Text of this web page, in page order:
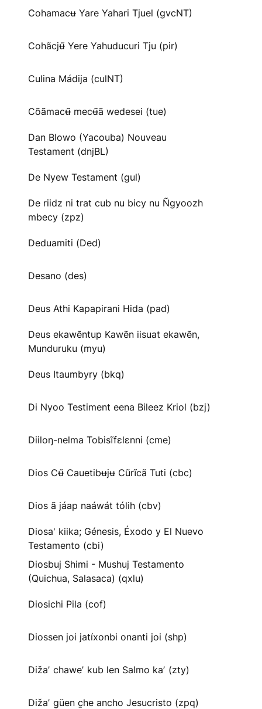
Cohamacʉ Yare Yahari Tjuel (gvcNT)
Cohãcjʉ̃ Yere Yahuducuri Tju (pir)
Culina Mádija (culNT)
Cõãmacʉ̃ mecʉ̃ã wedesei (tue)
Dan Blowo (Yacouba) Nouveau
Testament (dnjBL)
De Nyew Testament (gul)
De riidz ni trat cub nu bicy nu Ñgyoozh
mbecy (zpz)
Deduamiti (Ded)
Desano (des)
Deus Athi Kapapirani Hida (pad)
Deus ekawẽntup Kawẽn iisuat ekawẽn,
Munduruku (myu)
Deus Itaumbyry (bkq)
Di Nyoo Testiment eena Bileez Kriol (bzj)
Diiloŋ-nelma Tobisĩfɛlɛnni (cme)
Dios Cʉ̃ Cauetibʉjʉ Cũrĩcã Tuti (cbc)
Dios ã jáap naáwát tólih (cbv)
Diosa' kiika; Génesis, Éxodo y El Nuevo
Testamento (cbi)
Diosbuj Shimi - Mushuj Testamento
(Quichua, Salasaca) (qxlu)
Diosichi Pila (cof)
Diossen joi jatíxonbi onanti joi (shp)
Dižaʼ chaweʼ kub len Salmo kaʼ (zty)
Dižaʼ güen c̱he ancho Jesucristo (zpq)